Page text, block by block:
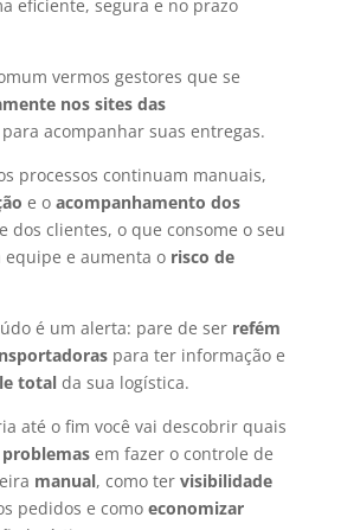
eficiente, segura e no prazo
vermos gestores que se
nos sites das
para acompanhar suas entregas.
processos continuam manuais,
e o acompanhamento dos
dos clientes, o que consome o seu
equipe e aumenta o risco de
é um alerta: pare de ser refém
para ter informação e
totalda sua logística.
até o fim você vai descobrir quais
em fazer o controle de
manual, como ter visibilidade
pedidos e como economizar